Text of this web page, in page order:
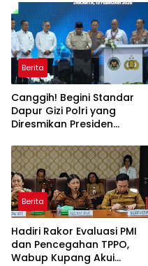
Berita
Canggih! Begini Standar
Dapur Gizi Polri yang
Diresmikan Presiden
Berita
Hadiri Rakor Evaluasi PMI
dan Pencegahan TPPO,
Wabup Kupang Akui